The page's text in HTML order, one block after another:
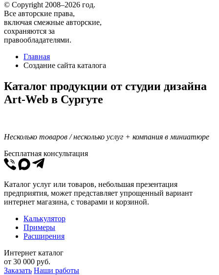
© Copyright 2008–2026 год.
Все авторские права,
включая смежные авторские,
сохраняются за
правообладателями.
Главная
Создание сайта каталога
Каталог продукции от студии дизайна
Art-Web в Сургуте
Несколько товаров / несколько услуг + компания в миниатюре
Бесплатная консультация
Каталог услуг или товаров, небольшая презентация
предприятия, может представляет упрощенный вариант
интернет магазина, с товарами и корзиной.
Калькулятор
Примеры
Расширения
Интернет каталог
от 30 000 руб.
Заказать Наши работы